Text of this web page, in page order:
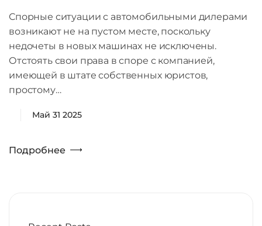
Спорные ситуации с автомобильными дилерами
возникают не на пустом месте, поскольку
недочеты в новых машинах не исключены.
Отстоять свои права в споре с компанией,
имеющей в штате собственных юристов,
простому…
Май 31 2025
Подробнее